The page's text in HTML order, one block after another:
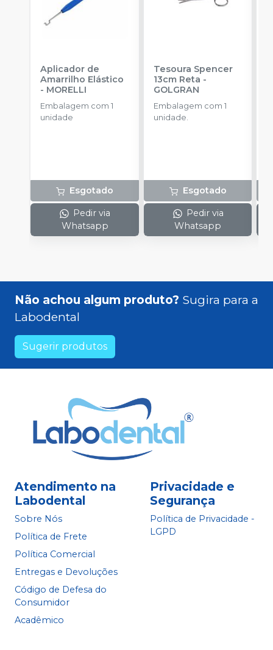
Aplicador de
Amarrilho Elástico
- MORELLI
Embalagem com 1
unidade
Esgotado
Pedir via
Whatsapp
Tesoura Spencer
13cm Reta -
GOLGRAN
Embalagem com 1
unidade.
Esgotado
Pedir via
Whatsapp
Não achou algum produto? Sugira para a
Labodental
Sugerir produtos
Atendimento na
Labodental
Sobre Nós
Política de Frete
Política Comercial
Entregas e Devoluções
Código de Defesa do
Consumidor
Acadêmico
Privacidade e
Segurança
Política de Privacidade -
LGPD